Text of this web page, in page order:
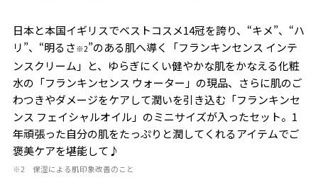
日本と本国イギリスでベストコスメ14冠を誇り、“キメ”、“ハ
リ”、“明るさ ※2”のある肌へ導く「フランキンセンス インテ
ンスクリーム」と、ゆらぎにくい健やかな肌をかなえる化粧
水の「フランキンセンス ウォーター」の現品、さらに肌のご
わつきやダメージをケアして潤いを引き込む「フランキンセ
ンス フェイシャルオイル」のミニサイズが入ったセット。1
年頑張った自分の肌をたっぷりと潤してくれるアイテムでご
褒美ケアを堪能して♪
※2 保湿による肌印象改善のこと